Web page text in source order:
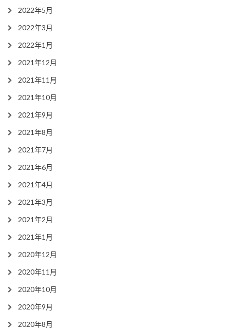
2022年5月
2022年3月
2022年1月
2021年12月
2021年11月
2021年10月
2021年9月
2021年8月
2021年7月
2021年6月
2021年4月
2021年3月
2021年2月
2021年1月
2020年12月
2020年11月
2020年10月
2020年9月
2020年8月